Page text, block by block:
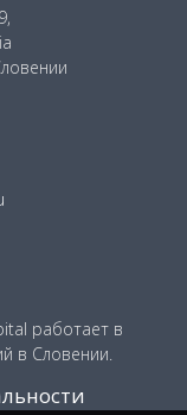
работает в
в Словении.